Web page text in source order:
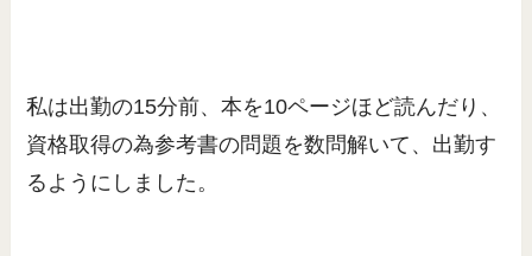
私は出勤の15分前、本を10ページほど読んだり、
資格取得の為参考書の問題を数問解いて、出勤す
るようにしました。